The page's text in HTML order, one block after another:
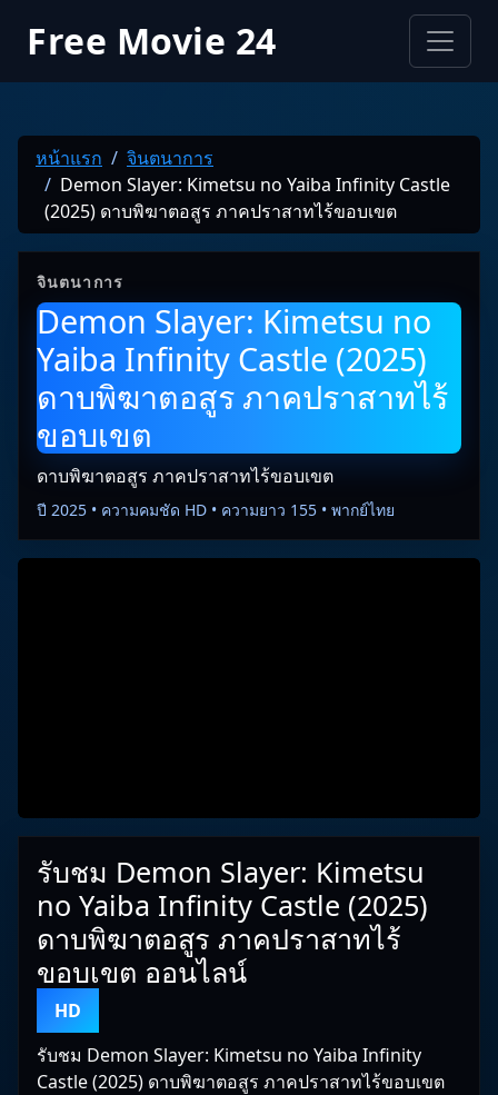
Free Movie 24
หน้าแรก
จินตนาการ
Demon Slayer: Kimetsu no Yaiba Infinity Castle
(2025) ดาบพิฆาตอสูร ภาคปราสาทไร้ขอบเขต
จินตนาการ
Demon Slayer: Kimetsu no
Yaiba Infinity Castle (2025)
ดาบพิฆาตอสูร ภาคปราสาทไร้
ขอบเขต
ดาบพิฆาตอสูร ภาคปราสาทไร้ขอบเขต
ปี 2025 • ความคมชัด HD • ความยาว 155 • พากย์ไทย
รับชม Demon Slayer: Kimetsu
no Yaiba Infinity Castle (2025)
ดาบพิฆาตอสูร ภาคปราสาทไร้
ขอบเขต ออนไลน์
HD
รับชม Demon Slayer: Kimetsu no Yaiba Infinity
Castle (2025) ดาบพิฆาตอสูร ภาคปราสาทไร้ขอบเขต